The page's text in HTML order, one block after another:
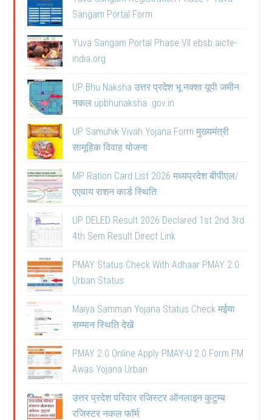
Sangam Portal Form
Yuva Sangam Portal Phase VII ebsb.aicte-
india.org
UP Bhu Naksha उत्तर प्रदेश भू नक्शा यूपी जमीन
नकल upbhunaksha .gov.in
UP Samuhik Vivah Yojana Form मुख्यमंत्री
सामूहिक विवाह योजना
MP Ration Card List 2026 मध्यप्रदेश बीपीएल/
एएवाय राशन कार्ड स्थिति
UP DELED Result 2026 Declared 1st 2nd 3rd
4th Sem Result Direct Link
PMAY Status Check With Adhaar PMAY 2.0
Urban Status
Maiya Samman Yojana Status Check मईया
सम्मान स्थिति देखें
PMAY 2.0 Online Apply PMAY-U 2.0 Form PM
Awas Yojana Urban
उत्तर प्रदेश परिवार रजिस्टर ऑनलाइन कुटुम्ब
रजिस्टर नकल फॉर्म